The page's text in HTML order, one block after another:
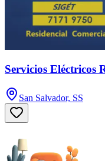
Servicios Eléctricos
San Salvador, SS